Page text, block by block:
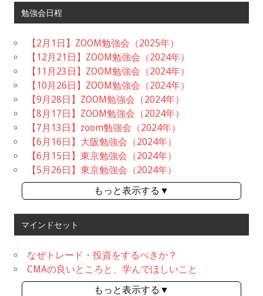
勉強会日程
【2月1日】ZOOM勉強会（2025年）
【12月21日】ZOOM勉強会（2024年）
【11月23日】ZOOM勉強会（2024年）
【10月26日】ZOOM勉強会（2024年）
【9月28日】ZOOM勉強会（2024年）
【8月17日】ZOOM勉強会（2024年）
【7月13日】zoom勉強会（2024年）
【6月16日】大阪勉強会（2024年）
【6月15日】東京勉強会（2024年）
【5月26日】東京勉強会（2024年）
もっと表示する▼
マインドセット
なぜトレード・投資をするべきか？
CMAの良いところと、学んでほしいこと
もっと表示する▼